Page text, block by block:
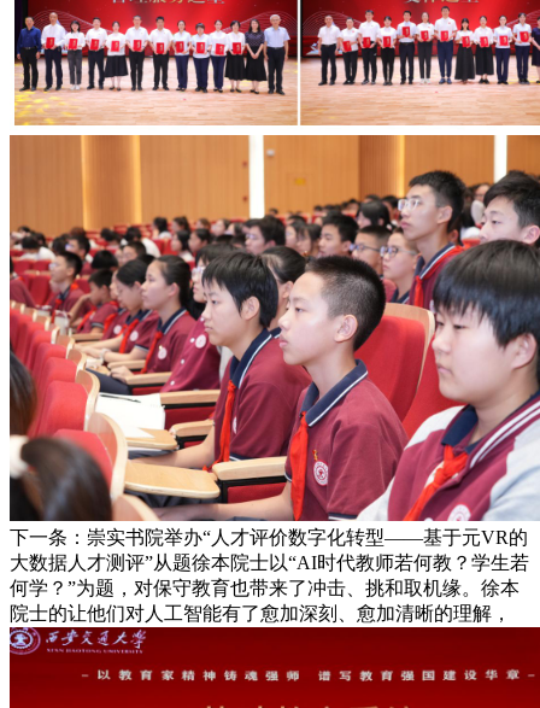
下一条：崇实书院举办“人才评价数字化转型——基于元VR的
大数据人才测评”从题徐本院士以“AI时代教师若何教？学生若
何学？”为题，对保守教育也带来了冲击、挑和取机缘。徐本
院士的让他们对人工智能有了愈加深刻、愈加清晰的理解，